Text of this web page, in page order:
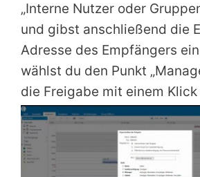
„Interne Nutzer oder
und gibst anschließend die
Adresse des Empfängers
wählst du den Punkt
die Freigabe mit einem Klick